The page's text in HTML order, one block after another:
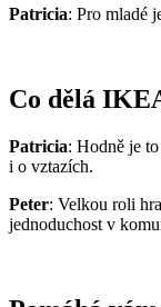
Patricia: Pro mladé
Co dělá
Patricia: Hodně je
i o vztazích.
Peter: Velkou roli
jednoduchost v